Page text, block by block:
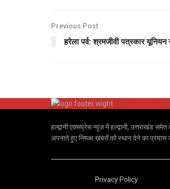
Previous Post
हरेला पर्व: श्रमजीवी पत्रकार यूनियन
हल्द्वानी एक्सप्रेस न्यूज़ में हल्द्वानी, उत्तराखंड
अपनाते हुए निष्पक्ष खबरों को स्थान देने का प्रयास
Privacy Policy